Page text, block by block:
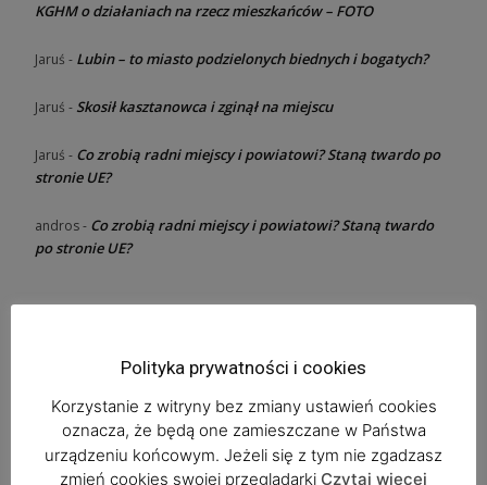
KGHM o działaniach na rzecz mieszkańców – FOTO
Jaruś - Lubin – to miasto podzielonych biednych i bogatych?
Jaruś - Skosił kasztanowca i zginął na miejscu
Jaruś - Co zrobią radni miejscy i powiatowi? Staną twardo po
stronie UE?
andros- Co zrobią radni miejscy i powiatowi? Staną twardo
po stronie UE?
Dołącz do rugbystów w Lubinie
Ratujmy Zuzę, proszą rodzice
Polityka prywatności i cookies
Korzystanie z witryny bez zmiany ustawień cookies
oznacza, że będą one zamieszczane w Państwa
urządzeniu końcowym. Jeżeli się z tym nie zgadzasz
zmień cookies swojej przeglądarki Czytaj więcej